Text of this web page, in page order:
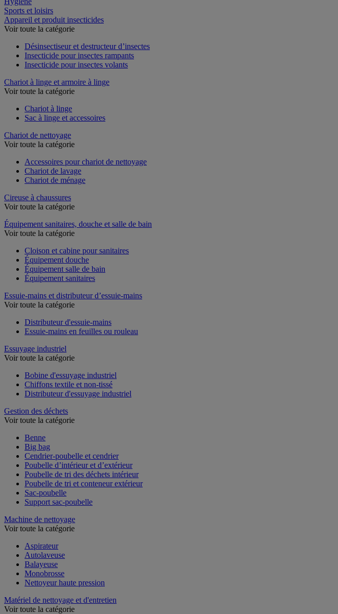
Sports et loisirs
Appareil et produit insecticides
Voir toute la catégorie
Désinsectiseur et destructeur d’insectes
Insecticide pour insectes rampants
Insecticide pour insectes volants
Chariot à linge et armoire à linge
Voir toute la catégorie
Chariot à linge
Sac à linge et accessoires
Chariot de nettoyage
Voir toute la catégorie
Accessoires pour chariot de nettoyage
Chariot de lavage
Chariot de ménage
Cireuse à chaussures
Voir toute la catégorie
Équipement sanitaires, douche et salle de bain
Voir toute la catégorie
Cloison et cabine pour sanitaires
Équipement douche
Équipement salle de bain
Équipement sanitaires
Essuie-mains et distributeur d’essuie-mains
Voir toute la catégorie
Distributeur d'essuie-mains
Essuie-mains en feuilles ou rouleau
Essuyage industriel
Voir toute la catégorie
Bobine d'essuyage industriel
Chiffons textile et non-tissé
Distributeur d'essuyage industriel
Gestion des déchets
Voir toute la catégorie
Benne
Big bag
Cendrier-poubelle et cendrier
Poubelle d’intérieur et d’extérieur
Poubelle de tri des déchets intérieur
Poubelle de tri et conteneur extérieur
Sac-poubelle
Support sac-poubelle
Machine de nettoyage
Voir toute la catégorie
Aspirateur
Autolaveuse
Balayeuse
Monobrosse
Nettoyeur haute pression
Matériel de nettoyage et d'entretien
Voir toute la catégorie